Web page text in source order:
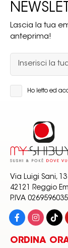
Lascia la tua
anteprima!
Ho letto ed
Via Luigi Sani, 13
42121 Reggio
P.IVA
ORDINA